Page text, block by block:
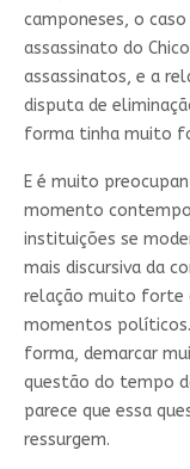
camponeses, o
assassinato do
assassinatos, e a
disputa de
forma tinha muito
E é muito
momento
instituições se
mais discursiva da
relação muito forte
momentos
forma, demarcar
questão do tempo
parece que essa
ressurgem.